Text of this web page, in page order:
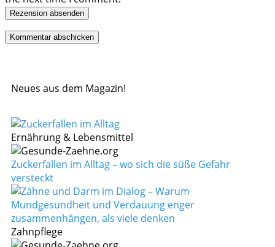
Rezension absenden
Neues aus dem Magazin!
Ernährung & Lebensmittel
Zuckerfallen im Alltag – wo sich die süße Gefahr
versteckt
Zahnpflege